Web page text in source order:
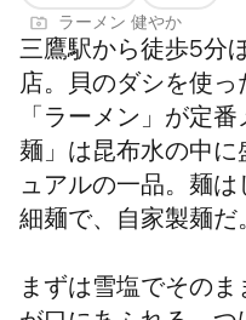
ラーメン 健やか
三鷹駅から徒歩5分
店。貝のダシを使
「ラーメン」が定
麺」は昆布水の中
ュアルの一品。麺
細麺で、自家製麺だ
まずは雪塩でその